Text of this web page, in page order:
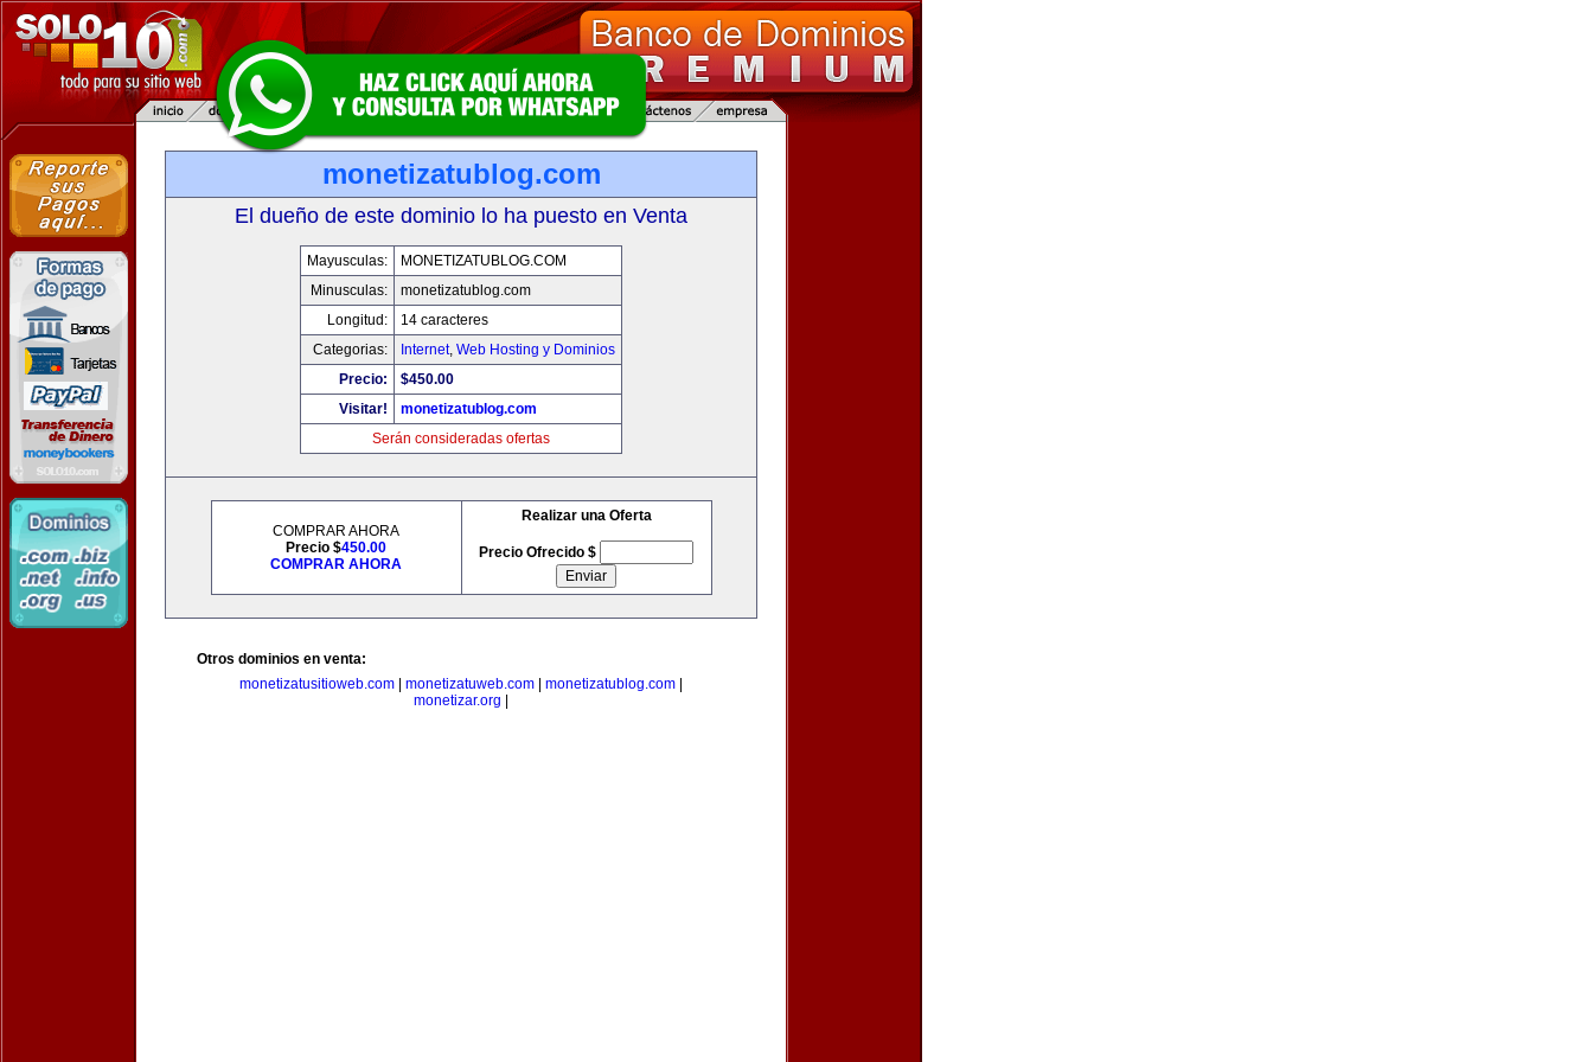
monetizatublog.com
El dueño de este dominio lo ha puesto en Venta
Mayusculas:
MONETIZATUBLOG.COM
Minusculas:
monetizatublog.com
Longitud:
14 caracteres
Categorias:
Internet, Web Hosting y Dominios
Precio:
$450.00
Visitar!
monetizatublog.com
Serán consideradas ofertas
COMPRAR AHORA
Precio $450.00
COMPRAR AHORA
Realizar una Oferta
Precio Ofrecido $
Otros dominios en venta:
monetizatusitioweb.com
monetizatuweb.com monetizatublog.com
monetizar.org